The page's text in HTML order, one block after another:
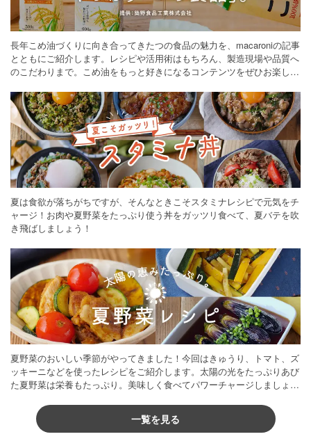
長年こめ油づくりに向き合ってきたつの食品の魅力を、macaroniの記事
とともにご紹介します。レシピや活用術はもちろん、製造現場や品質へ
のこだわりまで。こめ油をもっと好きになるコンテンツをぜひお楽しみ
夏は食欲が落ちがちですが、そんなときこそスタミナレシピで元気をチ
ャージ！お肉や夏野菜をたっぷり使う丼をガッツリ食べて、夏バテを吹
き飛ばしましょう！
夏野菜のおいしい季節がやってきました！今回はきゅうり、トマト、ズ
ッキーニなどを使ったレシピをご紹介します。太陽の光をたっぷりあび
た夏野菜は栄養もたっぷり。美味しく食べてパワーチャージしましょう
一覧を見る